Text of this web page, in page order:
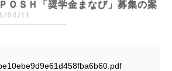
ＯＳＨ「奨学金まなび」募集の案
04/11